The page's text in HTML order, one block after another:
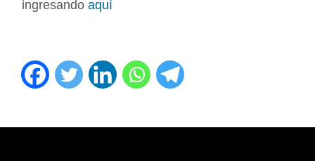
ingresandoaquí